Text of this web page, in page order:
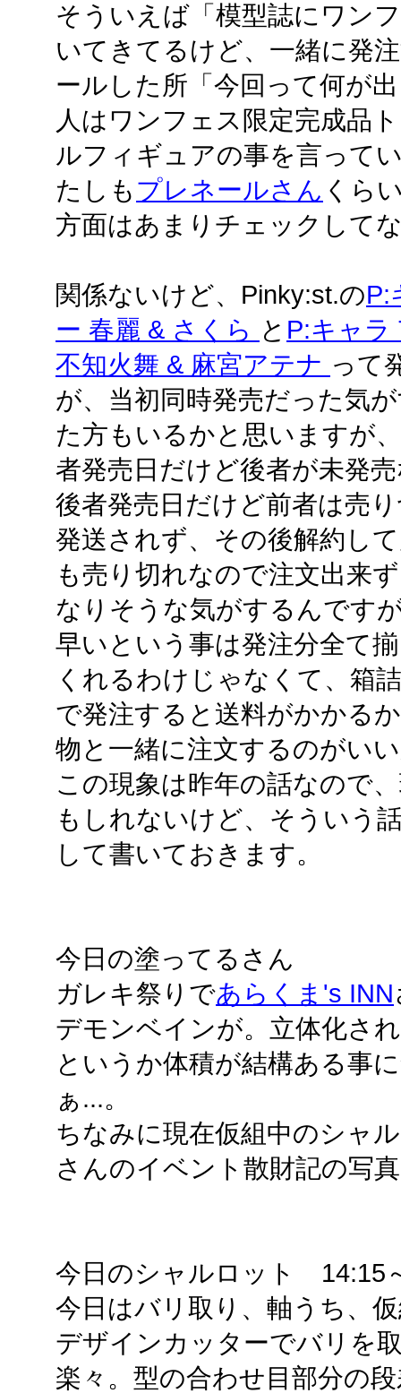
そういえば「模型誌にワン
いてきてるけど、一緒に発
ールした所「今回って何が
人はワンフェス限定完成品
ルフィギュアの事を言って
たしも プレネールさん くら
方面はあまりチェックして
関係ないけど、Pinky:st.のP:
ー 春麗 & さくら と P:キャラ
不知火舞 & 麻宮アテナ って
が、当初同時発売だった気
た方もいるかと思いますが
者発売日だけど後者が未発
後者発売日だけど前者は売
発送されず、その後解約し
も売り切れなので注文出来
なりそうな気がするんです
早いという事は発注分全て
くれるわけじゃなくて、箱
で発注すると送料がかかる
物と一緒に注文するのがい
この現象は昨年の話なので
もしれないけど、そういう
して書いておきます。
今日の塗ってるさん
ガレキ祭りであらくま's INN
デモンベインが。立体化さ
というか体積が結構ある事
ぁ...。
ちなみに現在仮組中のシャ
さんのイベント散財記の写
今日のシャルロット 14:15
今日はバリ取り、軸うち、
デザインカッターでバリを
楽々。型の合わせ目部分の